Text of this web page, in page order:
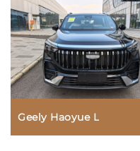
Geely Haoyue L